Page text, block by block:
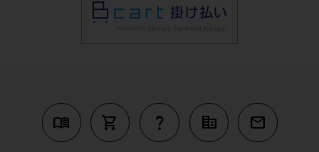
menu_book shopping_cart question_mark corporate_fare mail